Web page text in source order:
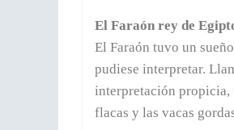
El Faraón rey de
El Faraón tuvo un
pudiese interpretar.
interpretación propicia,
flacas y las vacas